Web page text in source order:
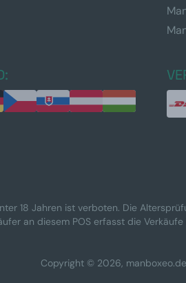
18 Jahren ist verboten. Die
an diesem POS erfasst die
Copyright © 2026, manboxeo.de